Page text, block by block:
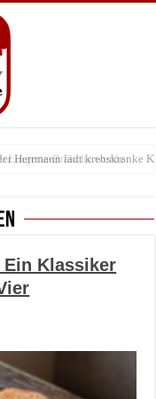
Lingerie-Branche wurde
Ein Klassiker